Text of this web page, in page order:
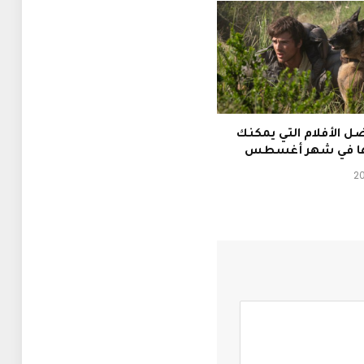
الأفلام التي يمكنك
في شهر أغسطس